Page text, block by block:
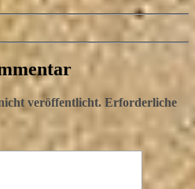
veröffentlicht. Erforderliche